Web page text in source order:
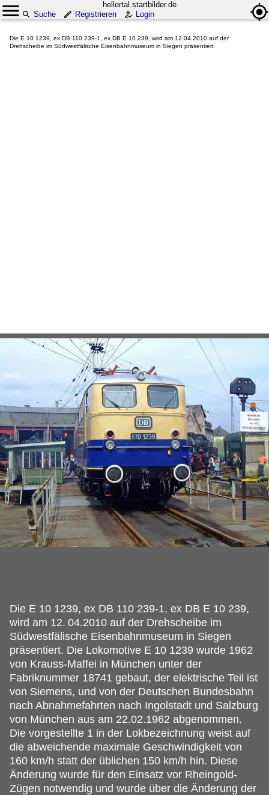
hellertal.startbilder.de
Suche
Registrieren Login
Die E 10 1239, ex DB 110 239-1, ex DB E 10 239, wird am 12.04.2010 auf der
Drehscheibe im Südwestfälische Eisenbahnmuseum in Siegen präsentiert
Die E 10 1239, ex DB 110 239-1, ex DB E 10 239,
wird am 12. 04.2010 auf der Drehscheibe im
Südwestfälische Eisenbahnmuseum in Siegen
präsentiert. Die Lokomotive E 10 1239 wurde 1962
von Krauss-Maffei in München unter der
Fabriknummer 18741 gebaut, der elektrische Teil ist
von Siemens, und von der Deutschen Bundesbahn
nach Abnahmefahrten nach Ingolstadt und Salzburg
von München aus am 22.02.1962 abgenommen.
Die vorgestellte 1 in der Lokbezeichnung weist auf
die abweichende maximale Geschwindigkeit von
160 km/h statt der üblichen 150 km/h hin. Diese
Änderung wurde für den Einsatz vor Rheingold-
Zügen notwendig und wurde über die Änderung der